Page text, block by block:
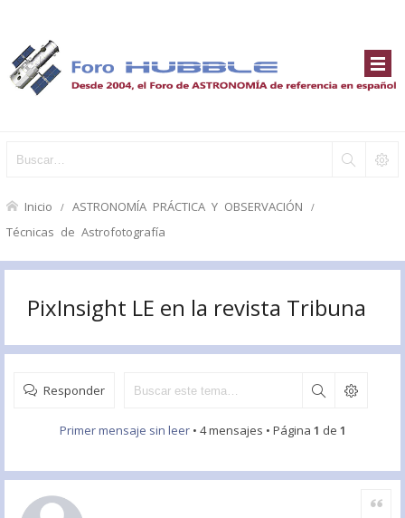
Inicio ASTRONOMÍA PRÁCTICA Y OBSERVACIÓN
Técnicas de Astrofotografía
PixInsight LE en la revista Tribuna
Responder
Primer mensaje sin leer• 4 mensajes • Página 1 de 1
Citar